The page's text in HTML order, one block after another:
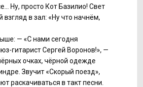
Ну, просто Кот Базилио! Свет
взгляд в зал: «Ну что начнём,
— «С нами сегодня
гитарист Сергей Воронов!», —
очках, чёрной одежде
Звучит «Скорый поезд»,
раскачиваться в такт песни.